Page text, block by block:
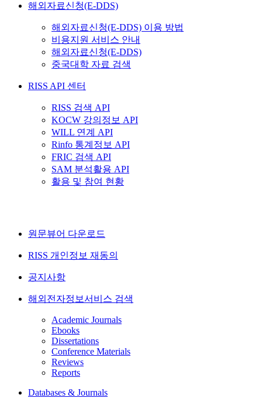
해외자료신청(E-DDS)
해외자료신청(E-DDS) 이용 방법
비용지원 서비스 안내
해외자료신청(E-DDS)
중국대학 자료 검색
RISS API 센터
RISS 검색 API
KOCW 강의정보 API
WILL 연계 API
Rinfo 통계정보 API
FRIC 검색 API
SAM 분석활용 API
활용 및 참여 현황
원문뷰어 다운로드
RISS 개인정보 재동의
공지사항
해외전자정보서비스 검색
Academic Journals
Ebooks
Dissertations
Conference Materials
Reviews
Reports
Databases & Journals